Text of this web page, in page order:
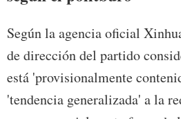
Según la agencia oficial
de dirección del partido
está 'provisionalmente
'tendencia generalizada' a la